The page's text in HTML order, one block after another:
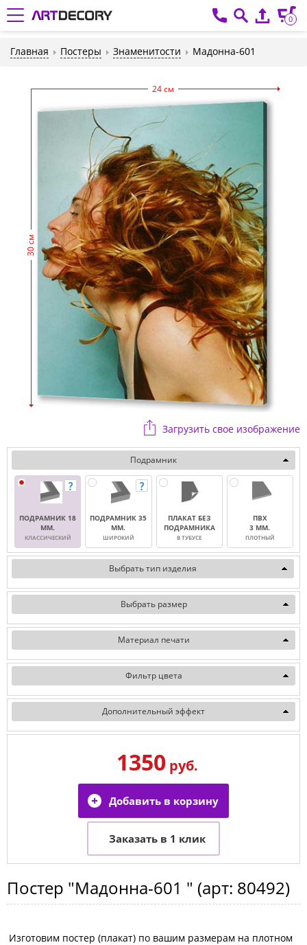
0
Главная Постеры Знаменитости Мадонна-601
24 см
30 см
Загрузить свое изображение
Подрамник
ПОДРАМНИК 18
ММ.
КЛАССИЧЕСКИЙ
ПОДРАМНИК 35
ММ.
ШИРОКИЙ
ПЛАКАТ БЕЗ
ПОДРАМНИКА
В ТУБУСЕ
ПВХ
3 ММ.
ПЛОТНЫЙ
Выбрать тип изделия
Выбрать размер
Материал печати
Фильтр цвета
Дополнительный эффект
1350руб.
Постер "Мадонна-601 " (арт: 80492)
Изготовим постер (плакат) по вашим размерам на плотном